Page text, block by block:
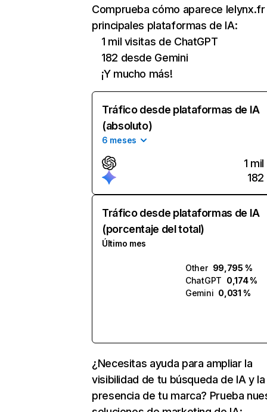
Comprueba cómo aparece lelynx.fr
principales plataformas de IA:
1 mil visitas de ChatGPT
182 desde Gemini
¡Y mucho más!
Tráfico desde plataformas de IA
(absoluto)
6 meses
1 mil
182
Tráfico desde plataformas de IA
(porcentaje del total)
Último mes
Other 99,795 %
ChatGPT 0,174 %
Gemini 0,031 %
¿Necesitas ayuda para ampliar la
visibilidad de tu búsqueda de IA y la
presencia de tu marca? Prueba